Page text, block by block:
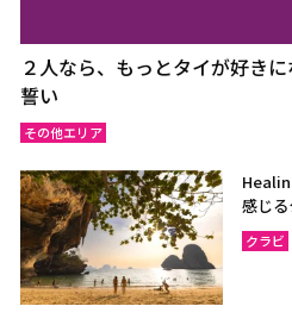
２人なら、もっとタイが好き
誓い
その他エリア
感じ
クラビ